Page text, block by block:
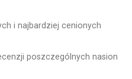
i najbardziej cenionych
poszczególnych nasion